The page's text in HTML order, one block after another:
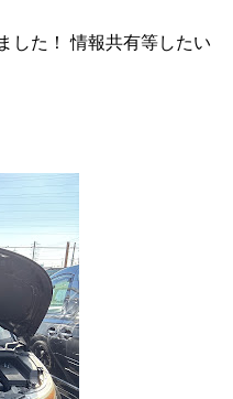
した！ 情報共有等したい